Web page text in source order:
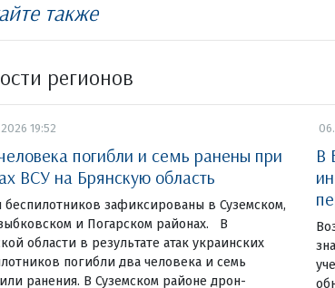
также
регионов
19:52
погибли и семь ранены при
ВСУ на Брянскую область
беспилотников зафиксированы в Суземском,
и Погарском районах. В
области в результате атак украинских
погибли два человека и семь
ранения. В Суземском районе дрон-
В